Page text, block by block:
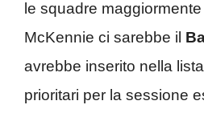
le squadre
McKennie ci sarebbe il
avrebbe inserito nella
prioritari per la sessione